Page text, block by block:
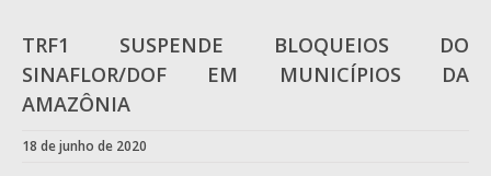
Larger
Image
TRF1 SUSPENDE BLOQUEIOS DO
SINAFLOR/DOF EM MUNICÍPIOS DA
AMAZÔNIA
18 de junho de 2020